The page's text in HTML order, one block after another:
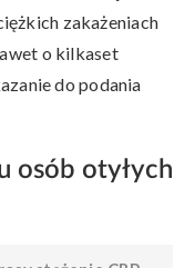
zakażeniach
o kilkaset
do podania
osób otyłych